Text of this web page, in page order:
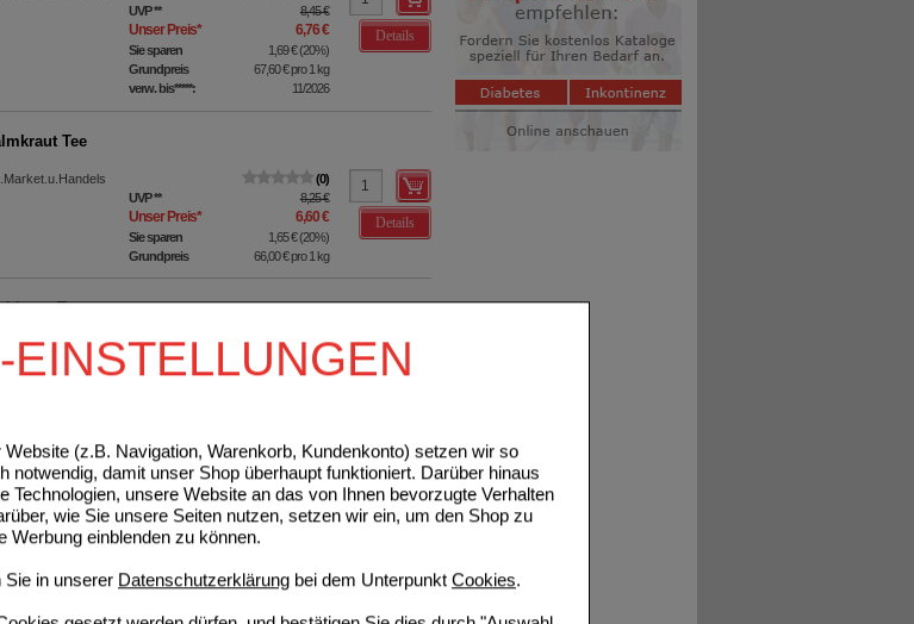
EINSTELLUNGEN
(z.B. Navigation, Warenkorb, Kundenkonto) setzen wir so
notwendig, damit unser Shop überhaupt funktioniert. Darüber hinaus
Technologien, unsere Website an das von Ihnen bevorzugte Verhalten
wie Sie unsere Seiten nutzen, setzen wir ein, um den Shop zu
Werbung einblenden zu können.
Sie in unserer Datenschutzerklärung bei dem Unterpunkt Cookies.
UVP** 8,45 €
Unser Preis* 6,76 €
Sie sparen 1,69 €(20%)
Grundpreis
67,60 €pro 1 kg
verw. bis*****:
11/2026
Details
Tee
0
UVP** 8,25 €
Unser Preis* 6,60 €
Sie sparen 1,65 €(20%)
Grundpreis
66,00 €pro 1 kg
Details
Tee
0
6,45 €
0
UVP**
Sie sparen 1,39 € 20%
Grundpreis
55,60 €pro 1 kg